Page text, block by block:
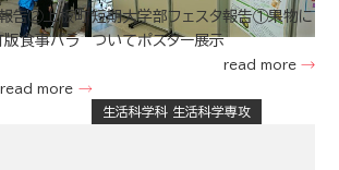
報告②上板町
食事バラ
read more
短期大学部フェスタ報告①果物に
ついてポスター展示
read more
生活科学科 生活科学専攻